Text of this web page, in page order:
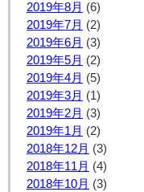
2019年8月 (6)
2019年7月 (2)
2019年6月 (3)
2019年5月 (2)
2019年4月 (5)
2019年3月 (1)
2019年2月 (3)
2019年1月 (2)
2018年12月 (3)
2018年11月 (4)
2018年10月 (3)